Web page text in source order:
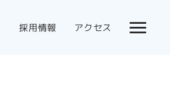
採用情報 アクセス